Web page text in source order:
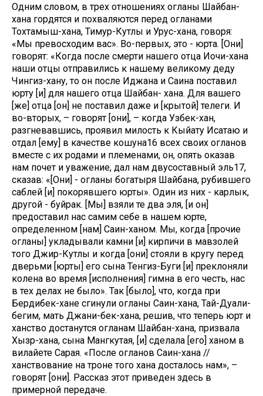
Одним словом, в трех отношениях огланы Шайбан-
хана гордятся и похваляются перед огланами
Тохтамыш-хана, Тимур-Кутлы и Урус-хана, говоря:
«Мы превосходим вас». Во-первых, это - юрта. [Они]
говорят: «Когда после смерти нашего отца Иочи-хана
наши отцы отправились к нашему великому деду
Чингиз-хану, то он после Иджана и Саина поставил
юрту [и] для нашего отца Шайбан- хана. Для вашего
[же] отца [он] не поставил даже и [крытой] телеги. И
во-вторых, – говорят [они], – когда Узбек-хан,
разгневавшись, проявил милость к Кыйату Исатаю и
отдал [ему] в качестве кошуна16 всех своих огланов
вместе с их родами и племенами, он, опять оказав
нам почет и уважение, дал нам двусоставный эль17,
сказав: «[Они] - огланы богатыря Шайбана, рубившего
саблей [и] покорявшего юрты». Один из них - карлык,
другой - буйрак. [Мы] взяли те два эля, [и он]
предоставил нас самим себе в нашем юрте,
определенном [нам] Саин-ханом. Мы, когда [прочие
огланы] укладывали камни [и] кирпичи в мавзолей
того Джир-Кутлы и когда [они] стояли в кругу перед
дверьми [юрты] его сына Тенгиз-Буги [и] преклоняли
колена во время [исполнения] гимна в его честь, нас
в тех делах не было». Так [было], что, когда при
Бердибек-хане сгинули огланы Саин-хана, Тай-Дуали-
бегим, мать Джани-бек-хана, решив, что теперь юрт и
ханство достанутся огланам Шайбан-хана, призвала
Хызр-хана, сына Мангкутая, [и] сделала [его] ханом в
вилайете Сарая. «После огланов Саин-хана //
ханствование на троне того хана досталось нам», –
говорят [они]. Рассказ этот приведен здесь в
примерной передаче.